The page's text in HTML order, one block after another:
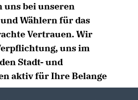
uns bei unseren
Wählern für das
Vertrauen. Wir
uns im
Stadt- und
aktiv für Ihre Belange